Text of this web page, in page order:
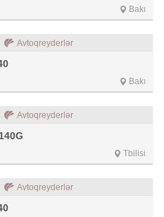
Bakı
Avtoqreyderlər
Bakı
Avtoqreyderlər
Tbilisi
Avtoqreyderlər